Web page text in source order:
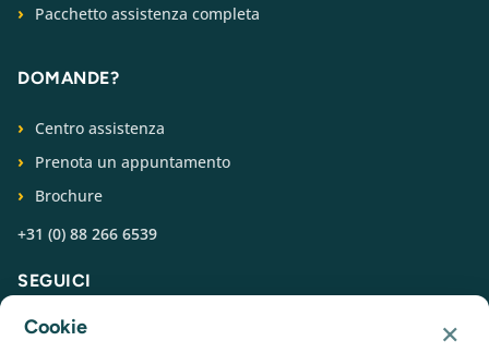
Pacchetto assistenza completa
DOMANDE?
Centro assistenza
Prenota un appuntamento
Brochure
+31 (0) 88 266 6539
SEGUICI
Cookie ×